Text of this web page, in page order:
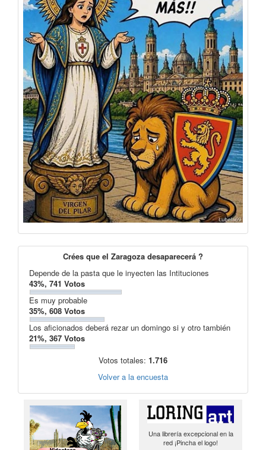
Crées que el Zaragoza desaparecerá ?
Depende de la pasta que le inyecten las Intituciones
43%, 741 Votos
Es muy probable
35%, 608 Votos
Los aficionados deberá rezar un domingo si y otro también
21%, 367 Votos
Votos totales: 1.716
Volver a la encuesta
Una librería excepcional en la
red ¡Pincha el logo!